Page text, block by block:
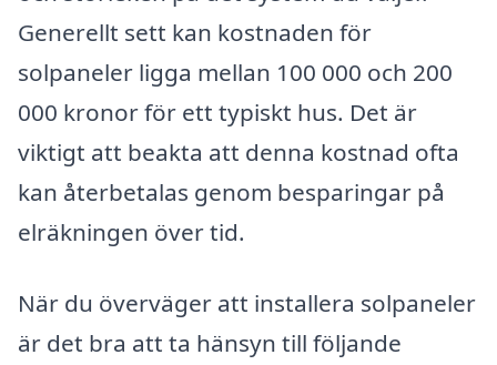
Generellt sett kan kostnaden för
solpaneler ligga mellan 100 000 och 200
000 kronor för ett typiskt hus. Det är
viktigt att beakta att denna kostnad ofta
kan återbetalas genom besparingar på
elräkningen över tid.
När du överväger att installera solpaneler
är det bra att ta hänsyn till följande